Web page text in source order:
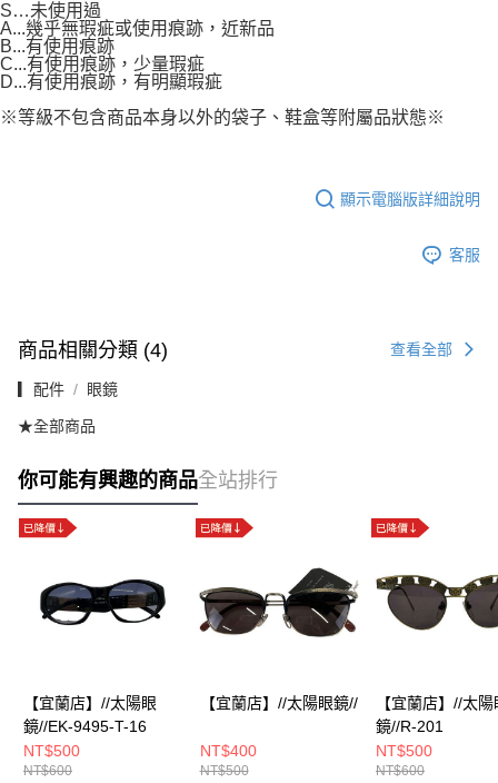
S…未使用過
A...幾乎無瑕疵或使用痕跡，近新品
B...有使用痕跡
C...有使用痕跡，少量瑕疵
D...有使用痕跡，有明顯瑕疵
※等級不包含商品本身以外的袋子、鞋盒等附屬品狀態※
顯示電腦版詳細說明
客服
商品相關分類 (4) 查看全部
▎配件 眼鏡
★全部商品
你可能有興趣的商品全站排行
【宜蘭店】//太陽眼
鏡//EK-9495-T-16
NT$500
NT$600
【宜蘭店】//太陽眼鏡//
NT$400
NT$500
【宜蘭店】//太陽
鏡//R-201
NT$500
NT$600